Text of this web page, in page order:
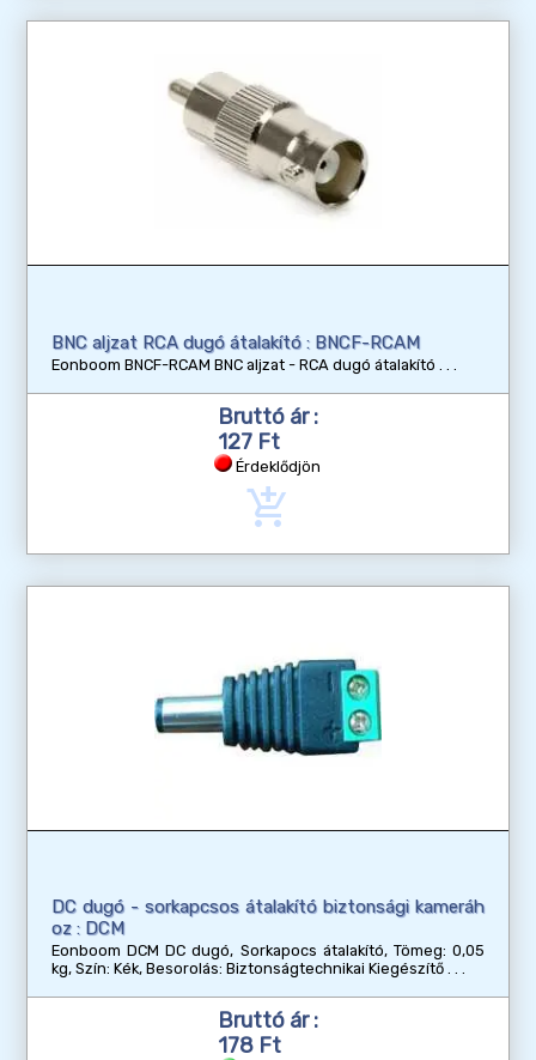
BNC aljzat RCA dugó átalakító : BNCF-RCAM
Eonboom BNCF-RCAM BNC aljzat - RCA dugó átalakító
Bruttó ár :
127 Ft
Érdeklődjön
add_shopping_cart
DC dugó - sorkapcsos átalakító biztonsági kameráh
oz : DCM
Eonboom DCM DC dugó, Sorkapocs átalakító, Tömeg: 0,05
kg, Szín: Kék, Besorolás: Biztonságtechnikai Kiegészítő
Bruttó ár :
178 Ft